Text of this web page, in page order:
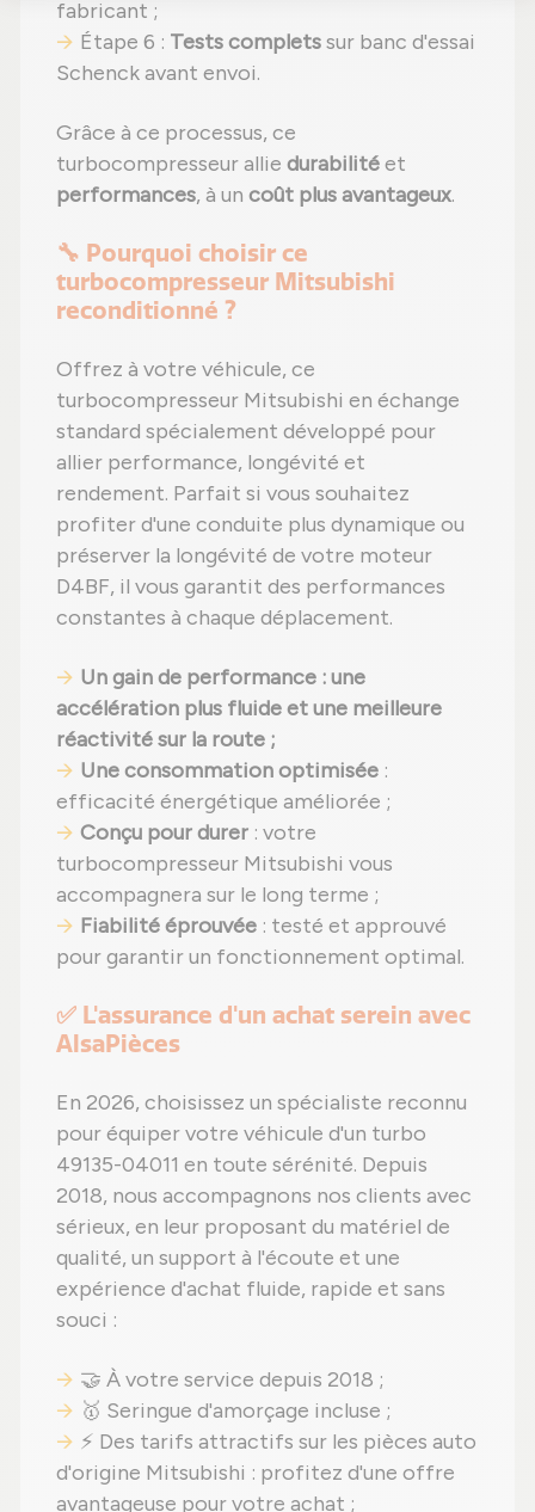
fabricant ;
Étape 6 : Tests completssur banc d'essai
Schenck avant envoi.
Grâce à ce processus, ce
turbocompresseur allie durabilitéet
performances, à un coût plus avantageux.
🔧 Pourquoi choisir ce
turbocompresseur Mitsubishi
reconditionné ?
Offrez à votre véhicule, ce
turbocompresseur Mitsubishi en échange
standard spécialement développé pour
allier performance, longévité et
rendement. Parfait si vous souhaitez
profiter d'une conduite plus dynamique ou
préserver la longévité de votre moteur
D4BF, il vous garantit des performances
constantes à chaque déplacement.
Un gain de performance : une
accélération plus fluide et une meilleure
réactivité sur la route ;
Une consommation optimisée :
efficacité énergétique améliorée ;
Conçu pour durer : votre
turbocompresseur Mitsubishi vous
accompagnera sur le long terme ;
Fiabilité éprouvée : testé et approuvé
pour garantir un fonctionnement optimal.
✅ L'assurance d'un achat serein avec
AlsaPièces
En 2026, choisissez un spécialiste reconnu
pour équiper votre véhicule d'un turbo
49135-04011 en toute sérénité. Depuis
2018, nous accompagnons nos clients avec
sérieux, en leur proposant du matériel de
qualité, un support à l'écoute et une
expérience d'achat fluide, rapide et sans
souci :
🤝 À votre service depuis 2018 ;
🥇 Seringue d'amorçage incluse ;
⚡ Des tarifs attractifs sur les pièces auto
d'origine Mitsubishi : profitez d'une offre
avantageuse pour votre achat ;